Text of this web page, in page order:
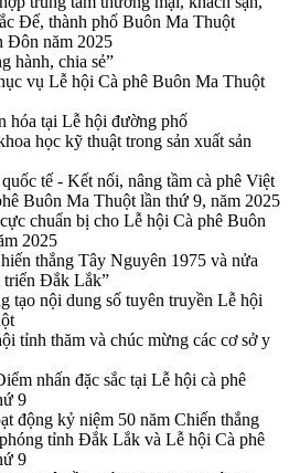
Đế, thành phố Buôn Ma Thuột
Đôn năm 2025
hành, chia sẻ”
vụ Lễ hội Cà phê Buôn Ma Thuột
hóa tại Lễ hội đường phố
học kỹ thuật trong sản xuất sản
tế - Kết nối, nâng tầm cà phê Việt
Buôn Ma Thuột lần thứ 9, năm 2025
chuẩn bị cho Lễ hội Cà phê Buôn
2025
thắng Tây Nguyên 1975 và nửa
triển Đắk Lắk”
tạo nội dung số tuyên truyền Lễ hội
tỉnh thăm và chúc mừng các cơ sở y
nhấn đặc sắc tại Lễ hội cà phê
9
động kỷ niệm 50 năm Chiến thắng
tỉnh Đắk Lắk và Lễ hội Cà phê
9